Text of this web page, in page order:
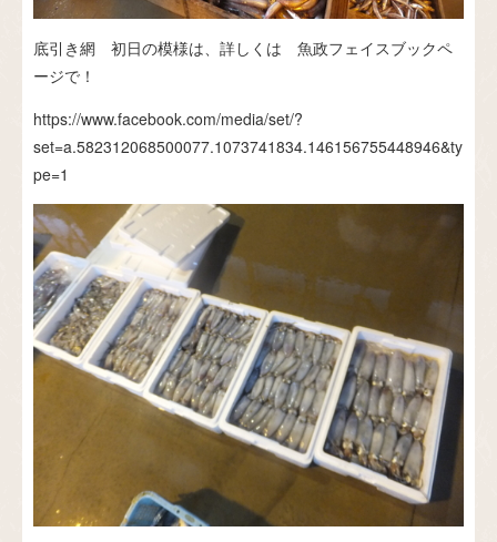
底引き網 初日の模様は、詳しくは 魚政フェイスブックペ
ージで！
https://www.facebook.com/media/set/?
set=a.582312068500077.1073741834.146156755448946&ty
pe=1